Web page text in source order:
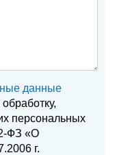
данные
персональных
ФЗ «О
г.